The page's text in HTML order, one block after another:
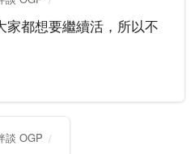
家都想要繼續活，所以不
談 OGP